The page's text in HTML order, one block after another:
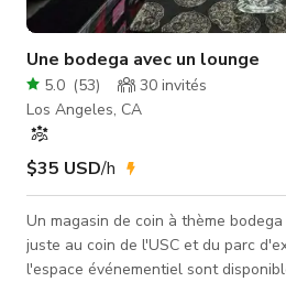
Une bodega avec un lounge
5.0 (53) 30 invités
Los Angeles, CA
$35 USD/h
Un magasin de coin à thème
juste au coin de l'USC et du parc
l'espace événementiel sont